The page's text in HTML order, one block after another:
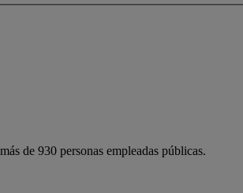
de 930 personas empleadas públicas.